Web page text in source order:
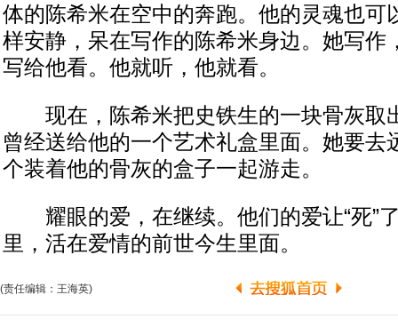
体的陈希米在空中的奔跑。他的灵魂也可
样安静，呆在写作的陈希米身边。她写作
写给他看。他就听，他就看。
现在，陈希米把史铁生的一块骨灰取
曾经送给他的一个艺术礼盒里面。她要去
个装着他的骨灰的盒子一起游走。
耀眼的爱，在继续。他们的爱让“死”
里，活在爱情的前世今生里面。
(责任编辑：王海英)